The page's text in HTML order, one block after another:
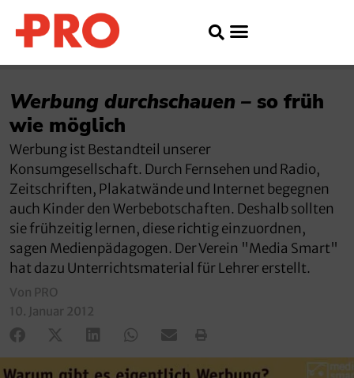
Werbung durchschauen – so früh
wie möglich
Werbung ist Bestandteil unserer
Konsumgesellschaft. Durch Fernsehen und Radio,
Zeitschriften, Plakatwände und Internet begegnen
auch Kinder den Werbebotschaften. Deshalb sollten
sie frühzeitig lernen, diese richtig einzuordnen,
sagen Medienpädagogen. Der Verein "Media Smart"
hat dazu Unterrichtsmaterial für Lehrer erstellt.
Von PRO
10. Januar 2012